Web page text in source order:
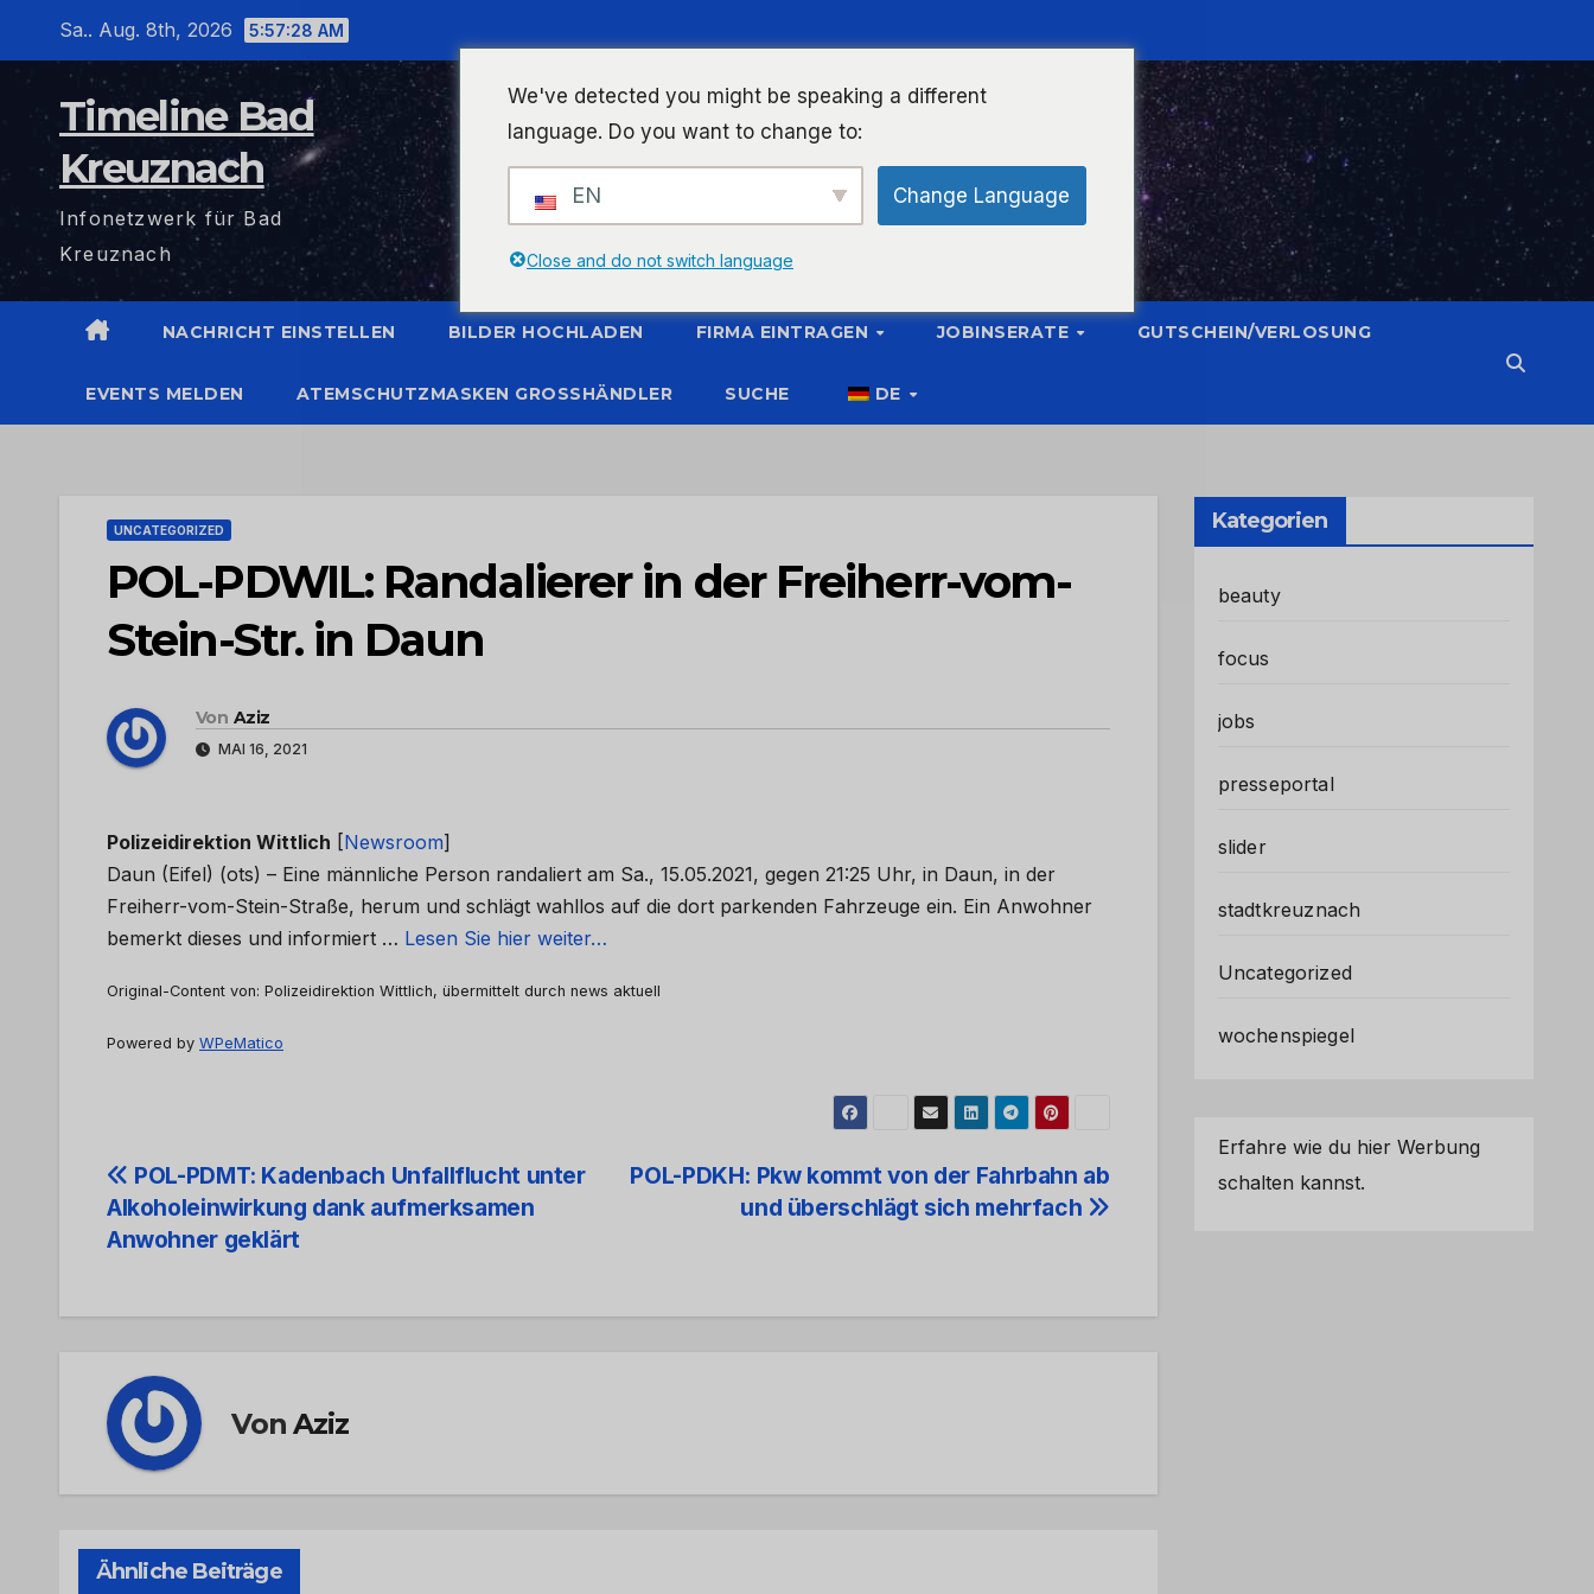
Sa.. Aug. 8th, 2026 5:57:28 AM
Timeline Bad
Kreuznach
Infonetzwerk für Bad
Kreuznach
NACHRICHT EINSTELLEN BILDER HOCHLADEN FIRMA EINTRAGEN JOBINSERATE GUTSCHEIN/VERLOSUNG
EVENTS MELDEN ATEMSCHUTZMASKEN GROSSHÄNDLER SUCHE DE
UNCATEGORIZED
POL-PDWIL: Randalierer in der Freiherr-vom-
Stein-Str. in Daun
Von Aziz
MAI 16, 2021
Polizeidirektion Wittlich [Newsroom]
Daun (Eifel) (ots) – Eine männliche Person randaliert am Sa., 15.05.2021, gegen 21:25 Uhr, in Daun, in der
Freiherr-vom-Stein-Straße, herum und schlägt wahllos auf die dort parkenden Fahrzeuge ein. Ein Anwohner
bemerkt dieses und informiert … Lesen Sie hier weiter…
Original-Content von: Polizeidirektion Wittlich, übermittelt durch news aktuell
Powered by WPeMatico
Beitrags-
Navigation
POL-PDKH: Pkw kommt von der Fahrbahn ab
und überschlägt sich mehrfach
POL-PDMT: Kadenbach Unfallflucht unter
Alkoholeinwirkung dank aufmerksamen
Anwohner geklärt
VonAziz
Ähnliche Beiträge
Kategorien
beauty
focus
jobs
presseportal
slider
stadtkreuznach
Uncategorized
wochenspiegel
Erfahre wie du hier Werbung
schalten kannst.
We've detected you might be speaking a different
language. Do you want to change to:
EN Change Language
Close and do not switch language